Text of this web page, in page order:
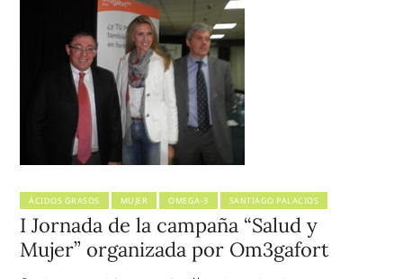
ÁCIDOS GRASOS MUJER OMEGA-3 SANTIAGO PALACIOS
I Jornada de la campaña “Salud y
Mujer” organizada por Om3gafort